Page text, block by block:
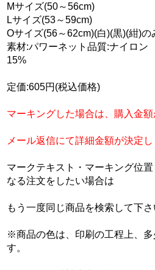
Mサイズ(50～56cm)
Lサイズ(53～59cm)
Oサイズ(56～62cm)(白)(黒)(紺)の
素材:パワーネット品質:ナイロ
15%
定価:605円(税込価格)
マーキングした場合は、購入金
メール返信にて詳細金額が決定し
マークテキスト・マーキング位
なる注文をしたい場合は
もう一度同じ商品を検索して下さ
※商品の色は、印刷の工程上、多
す。